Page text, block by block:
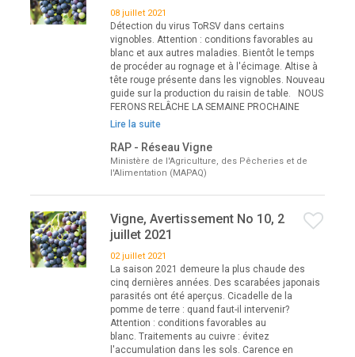
08 juillet 2021
Détection du virus ToRSV dans certains
vignobles. Attention : conditions favorables au
blanc et aux autres maladies. Bientôt le temps
de procéder au rognage et à l'écimage. Altise à
tête rouge présente dans les vignobles. Nouveau
guide sur la production du raisin de table. NOUS
FERONS RELÂCHE LA SEMAINE PROCHAINE
Lire la suite
RAP - Réseau Vigne
Ministère de l'Agriculture, des Pêcheries et de
l'Alimentation (MAPAQ)
Vigne, Avertissement No 10, 2
juillet 2021
02 juillet 2021
La saison 2021 demeure la plus chaude des
cinq dernières années. Des scarabées japonais
parasités ont été aperçus. Cicadelle de la
pomme de terre : quand faut-il intervenir?
Attention : conditions favorables au
blanc. Traitements au cuivre : évitez
l'accumulation dans les sols. Carence en